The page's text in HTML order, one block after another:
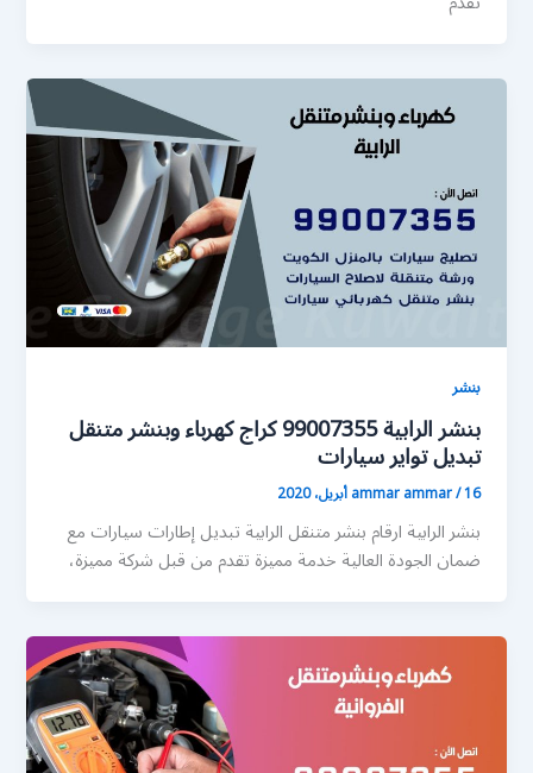
بنشر
بنشر الرابية 99007355 كراج كهرباء وبنشر متنقل
تبديل تواير سيارات
ammar ammar/16 أبريل، 2020
بنشر الرابية ارقام بنشر متنقل الرابية تبديل إطارات سيارات مع
ضمان الجودة العالية خدمة مميزة تقدم من قبل شركة مميزة،